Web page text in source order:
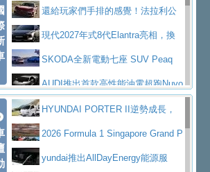
首度前進南台灣熱烈開戰
豪華電能休旅新星 Audi Q4 Sportba
ck 55 e-tron S lineScania Taiwan 逆風而行，加深力
道投資布局
統 最長續航逾 640 公里、支援雙向供電
BMW M2 首度導入 xDrive 四驅，
美國與瑞士需求成關鍵推手
The all-new T-Roc 魅力 自成焦點
Maserati GT2 Stradale「Tribute to
MC12」全球首度亮相
迎接 RANGE ROVER 品牌家族第
五位成員 全新 RANGE ROVER GT 預告登
場
造型華麗時尚、科技座艙再進化，P
eugeot 208小改款發表上市94.8萬起
突然滿天都是小星星！ 台灣賓士突
襲式宣告全新 GLB 第四季上市即日起接單1
台灣僅此一台 ! ROYAL ENFIELD
n 動態開發還給玩家們手排的感覺！法拉利公
布12Cilidri Manaule手排超跑產品細節
現代2027年式8代Elantra亮相，換
裝更銳利的造型、更先進的資訊娛樂系統及
更高效的動力
SKODA全新電動七座 SUV Peaq
問世，擁有品牌史上最寬敞且豪華的座艙
AUDI推出首款高性能油電超跑Nuvo
lari，0到100公里加速2.6秒、極速350公里
／小時
百年三叉戟傳奇再啟程 Maserati 重
返 1000 Miglia 傳承競速榮耀
法拉利首款純電跑車Luce亮相，最
大馬力超過1000匹並具備530公里最大續航
小車大空間、座艙科技更先進，SK
HYUNDAI PORTER II逆勢成長，
勇奪中型貨車銷售冠軍
2026 Formula 1 Singapore Grand P
rix 新加坡大獎賽 Audi 極速之旅開放報名
yundai推出AllDayEnergy能源服